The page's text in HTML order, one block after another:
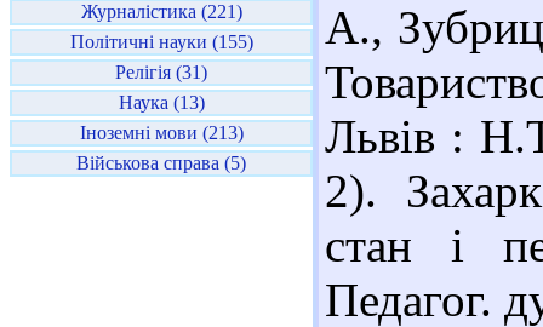
Журналістика (221)
Політичні науки (155)
Релігія (31)
Наука (13)
Іноземні мови (213)
Військова справа (5)
А.,
Львів :
2).
стан і
Педагог.